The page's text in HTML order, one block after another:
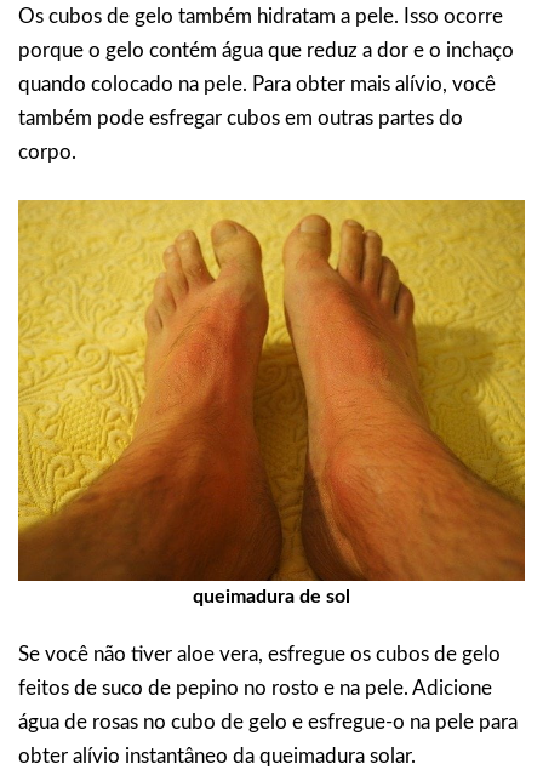
Os cubos de gelo também hidratam a pele. Isso ocorre
porque o gelo contém água que reduz a dor e o inchaço
quando colocado na pele. Para obter mais alívio, você
também pode esfregar cubos em outras partes do
corpo.
queimadura de sol
Se você não tiver aloe vera, esfregue os cubos de gelo
feitos de suco de pepino no rosto e na pele. Adicione
água de rosas no cubo de gelo e esfregue-o na pele para
obter alívio instantâneo da queimadura solar.